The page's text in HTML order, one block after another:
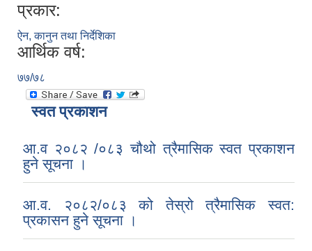
प्रकार:
ऐन, कानुन तथा निर्देशिका
आर्थिक वर्ष:
७७/७८
स्वत प्रकाशन
आ.व २०८२ /०८३ चौथो त्रैमासिक स्वत प्रकाशन
हुने सूचना ।
आ.व. २०८२/०८३ को तेस्रो त्रैमासिक स्वत:
प्रकासन हुने सूचना ।